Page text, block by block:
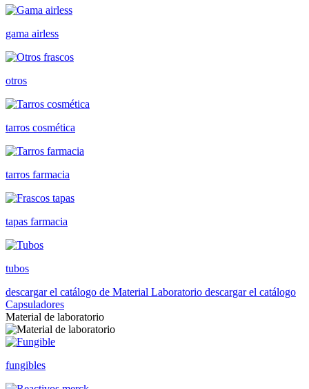
gama airless
otros
tarros cosmética
tarros farmacia
tapas farmacia
tubos
descargar el catálogo de Material Laboratorio descargar el catálogo
Capsuladores
Material de laboratorio
fungibles